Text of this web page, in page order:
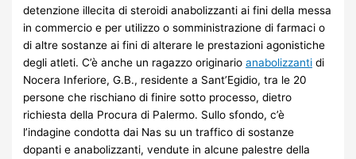
detenzione illecita di steroidi anabolizzanti ai fini della messa
in commercio e per utilizzo o somministrazione di farmaci o
di altre sostanze ai fini di alterare le prestazioni agonistiche
degli atleti. C’è anche un ragazzo originarioanabolizzanti di
Nocera Inferiore, G.B., residente a Sant’Egidio, tra le 20
persone che rischiano di finire sotto processo, dietro
richiesta della Procura di Palermo. Sullo sfondo, c’è
l’indagine condotta dai Nas su un traffico di sostanze
dopanti e anabolizzanti, vendute in alcune palestre della